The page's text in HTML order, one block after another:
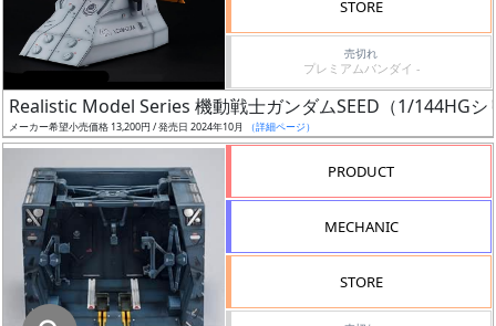
発
売
Web
プッ
シュ
通知
対象
ギ
ャ
STORE
売切れ
プレミアムバンダイ -
Realistic Model Series 機動戦士ガンダムSEED（1/144HG
メーカー希望小売価格 13,200円 / 発売日 2024年10月 （詳細ページ）
PRODUCT
MECHANIC
STORE